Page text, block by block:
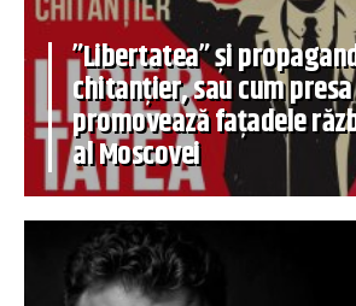
”Libertatea” și
chitanțier, sau cum
promovează fațadele
al Moscovei